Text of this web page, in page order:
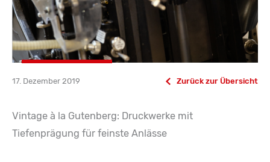
17. Dezember 2019 Zurück zur Übersicht
Vintage à la Gutenberg: Druckwerke mit
Tiefenprägung für feinste Anlässe